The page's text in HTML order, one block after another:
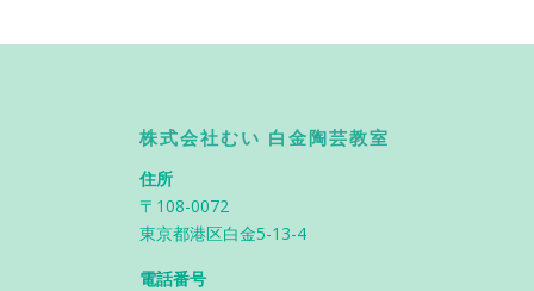
株式会社むい 白金陶芸教室
住所
〒108-0072
東京都港区白金5-13-4
電話番号